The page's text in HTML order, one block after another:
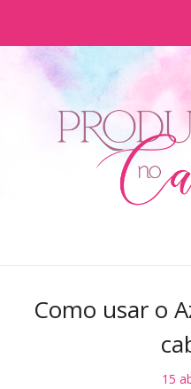
Como usar o
15